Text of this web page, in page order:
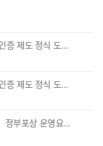
ISO/IEC 42001 인공지능경영시스템 인정·인증 제도 정식 도입 및 전환 설명회 관련 자료 배포
ISO/IEC 42001 인공지능경영시스템 인정·인증 제도 정식 도입 및 전환 설명회
[국가기술표준원] 「2025 세계 인정의 날」 정부포상 운영요령 공고(수정)